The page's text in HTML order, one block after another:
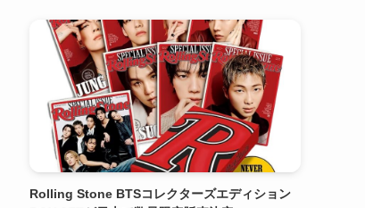
Rolling Stone BTSコレクターズエディション